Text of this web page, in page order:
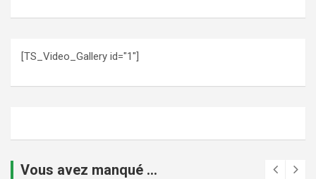
[TS_Video_Gallery id="1"]
Vous avez manqué ...